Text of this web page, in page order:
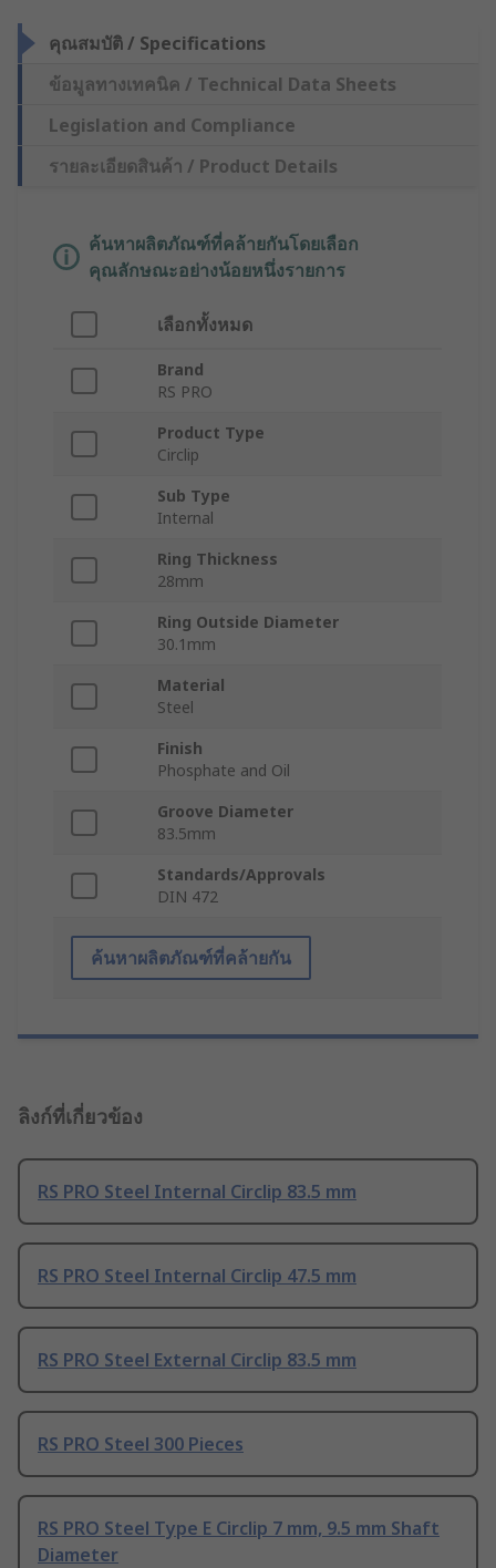
คุณสมบัติ / Specifications
ข้อมูลทางเทคนิค / Technical Data Sheets
Legislation and Compliance
รายละเอียดสินค้า / Product Details
ค้นหาผลิตภัณฑ์ที่คล้ายกันโดยเลือก
คุณลักษณะอย่างน้อยหนึ่งรายการ
เลือกทั้งหมด
Brand
RS PRO
Product Type
Circlip
Sub Type
Internal
Ring Thickness
28mm
Ring Outside Diameter
30.1mm
Material
Steel
Finish
Phosphate and Oil
Groove Diameter
83.5mm
Standards/Approvals
DIN 472
ค้นหาผลิตภัณฑ์ที่คล้ายกัน
ลิงก์ที่เกี่ยวข้อง
RS PRO Steel Internal Circlip 83.5 mm
RS PRO Steel Internal Circlip 47.5 mm
RS PRO Steel External Circlip 83.5 mm
RS PRO Steel 300 Pieces
RS PRO Steel Type E Circlip 7 mm, 9.5 mm Shaft
Diameter